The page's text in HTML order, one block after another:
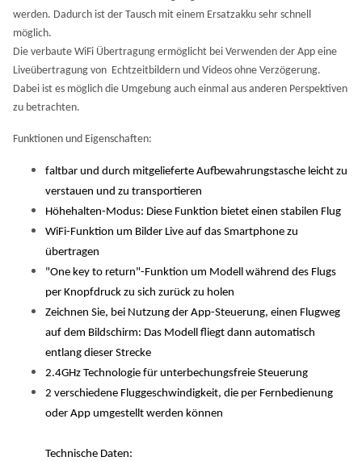
werden. Dadurch ist der Tausch mit einem Ersatzakku sehr schnell
möglich.
Die verbaute WiFi Übertragung ermöglicht bei Verwenden der App eine
Liveübertragung von Echtzeitbildern und Videos ohne Verzögerung.
Dabei ist es möglich die Umgebung auch einmal aus anderen Perspektiven
zu betrachten.
Funktionen und Eigenschaften:
faltbar und durch mitgelieferte Aufbewahrungstasche leicht zu
verstauen und zu transportieren
Höhehalten-Modus: Diese Funktion bietet einen stabilen Flug
WiFi-Funktion um Bilder Live auf das Smartphone zu
übertragen
"One key to return"-Funktion um Modell während des Flugs
per Knopfdruck zu sich zurück zu holen
Zeichnen Sie, bei Nutzung der App-Steuerung, einen Flugweg
auf dem Bildschirm: Das Modell fliegt dann automatisch
entlang dieser Strecke
2.4GHz Technologie für unterbechungsfreie Steuerung
2 verschiedene Fluggeschwindigkeit, die per Fernbedienung
oder App umgestellt werden können
Technische Daten: